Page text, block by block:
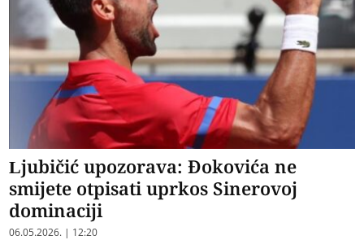
Ljubičić upozorava: Đokovića ne
smijete otpisati uprkos Sinerovoj
dominaciji
06.05.2026. | 12:20